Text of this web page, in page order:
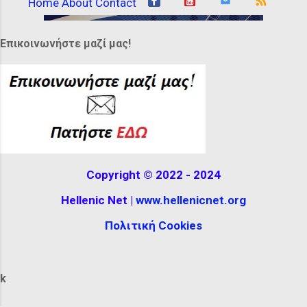
while others were tall, almost completely
feathers or ribbons. It can be seen at the
Australia. The reconstructio...
Home About Contact
Επικοινωνήστε μαζί μας!
Copyright © 2022 - 2024
Hellenic Net | www.hellenicnet.org
Πολιτική Cookies
k